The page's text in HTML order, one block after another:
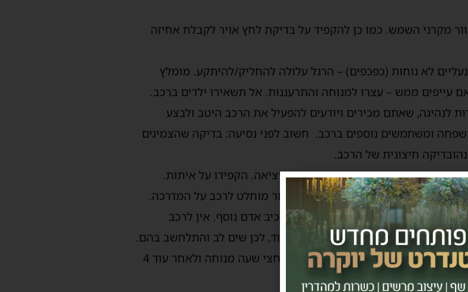
מקרני השמש. כמו כן להקפיד על בדיקת לחץ אויר לקבלת אחיזה
נעליים לא נוחות (כפכפים) – הרגל עלולה להחליק/להיתקע. מומלץ
עייפים ממש – עצרו למנוחה והתרעננות. אל תשאירו ילדים ברכב.
לנהיגה, שאתם מכירים ויודעים להפעיל את הרכב היטב ולבצע
ומשתמשים נוספים ברכב. חשוב לפני נסיעה: בדיקה שהצמיגים
חיצונית של הרכב.
בכיכר. נתיב הכניסה יהיה גם נתיב היציאה. הקפידו על איתות.
ובדרך מסומנת (תקנה 128)
. איסור מוחלט לרכב על המדרכה.
למדרכה הימנית (תקנה 128)
. אין להרכיב אדם נוסף. אין לרכב
שים לב: אוכלוסייה זו חשופה ופגיעה מאוד, לכן שים לב והתלחשב בהם.
– אחרי 4 שעות נהיגה יש לנוח חצי שעה. עוד 4 שעות – עוד חצי שעה מנוחה ולאחר עוד 4